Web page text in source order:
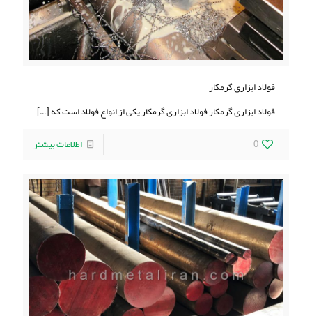
فولاد ابزاری گرمکار
فولاد ابزاری گرمکار فولاد ابزاری گرمکار یکی از انواع فولاد است که[…]
0
اطلاعات بیشتر